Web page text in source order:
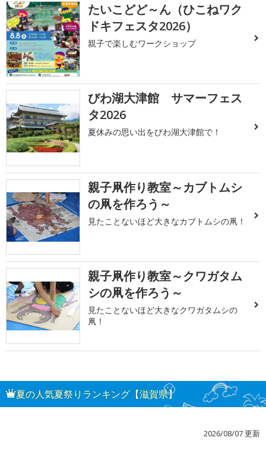
たいこどど～ん（ひこねワク
ドキフェスタ2026）
親子で楽しむワークショップ
びわ湖大津館 サマーフェス
タ2026
夏休みの思い出をびわ湖大津館で！
親子凧作り教室～カブトムシ
の凧を作ろう～
見たことないほど大きなカブトムシの凧！
親子凧作り教室～クワガタム
シの凧を作ろう～
見たことないほど大きなクワガタムシの
凧！
夏の人気夏祭りランキング【滋賀県】
2026/08/07 更新